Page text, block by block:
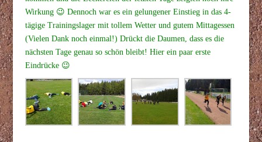
Wirkung 😉 Dennoch war es ein gelungener Einstieg in das 4-
tägige Trainingslager mit tollem Wetter und gutem Mittagessen
(Vielen Dank noch einmal!) Drückt die Daumen, dass es die
nächsten Tage genau so schön bleibt! Hier ein paar erste
Eindrücke 😉